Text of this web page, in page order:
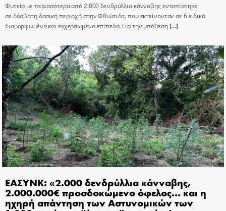
Φυτεία με περισσότερα από 2.000 δενδρύλλια κάνναβης εντοπίστηκε
σε δύσβατη δασική περιοχή στην Φθιώτιδα, που εκτείνονταν σε 6 ειδικά
διαμορφωμένα και εκχερσωμένα επίπεδα. Για την υπόθεση[…]
ΕΑΣΥΝΚ: «2.000 δενδρύλλια κάνναβης,
2.000.000€ προσδοκώμενο όφελος… και η
ηχηρή απάντηση των Αστυνομικών των